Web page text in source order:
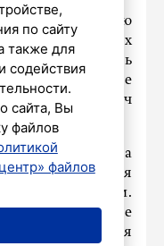
особую
в других
я стремлюсь
основные
Любоевич
поет на
является
и русским.
старинные
произведения
по сайту
также для
содействия
сайта, Вы
файлов
файлов